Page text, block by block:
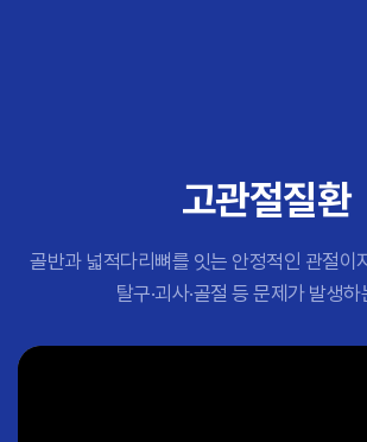
#교통사고후유증 #허리디스크
고관절질환
골반과 넓적다리뼈를 잇는 안정적인 관절이
탈구·괴사·골절 등 문제가 발생